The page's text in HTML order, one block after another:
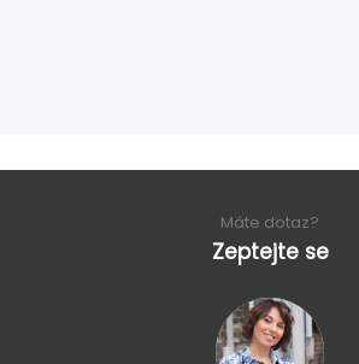
Máte dotaz?
Zeptejte se